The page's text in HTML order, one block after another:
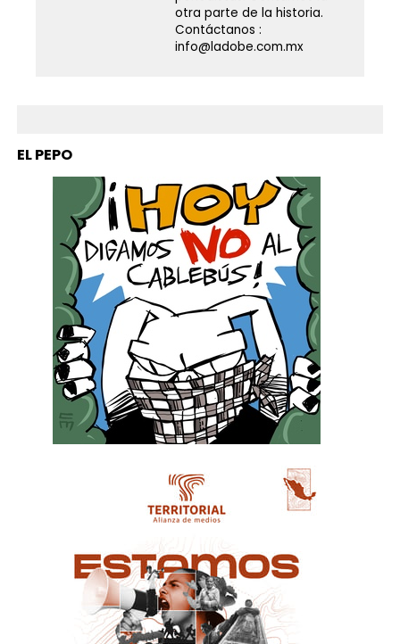
otra parte de la historia.
Contáctanos :
info@ladobe.com.mx
EL PEPO